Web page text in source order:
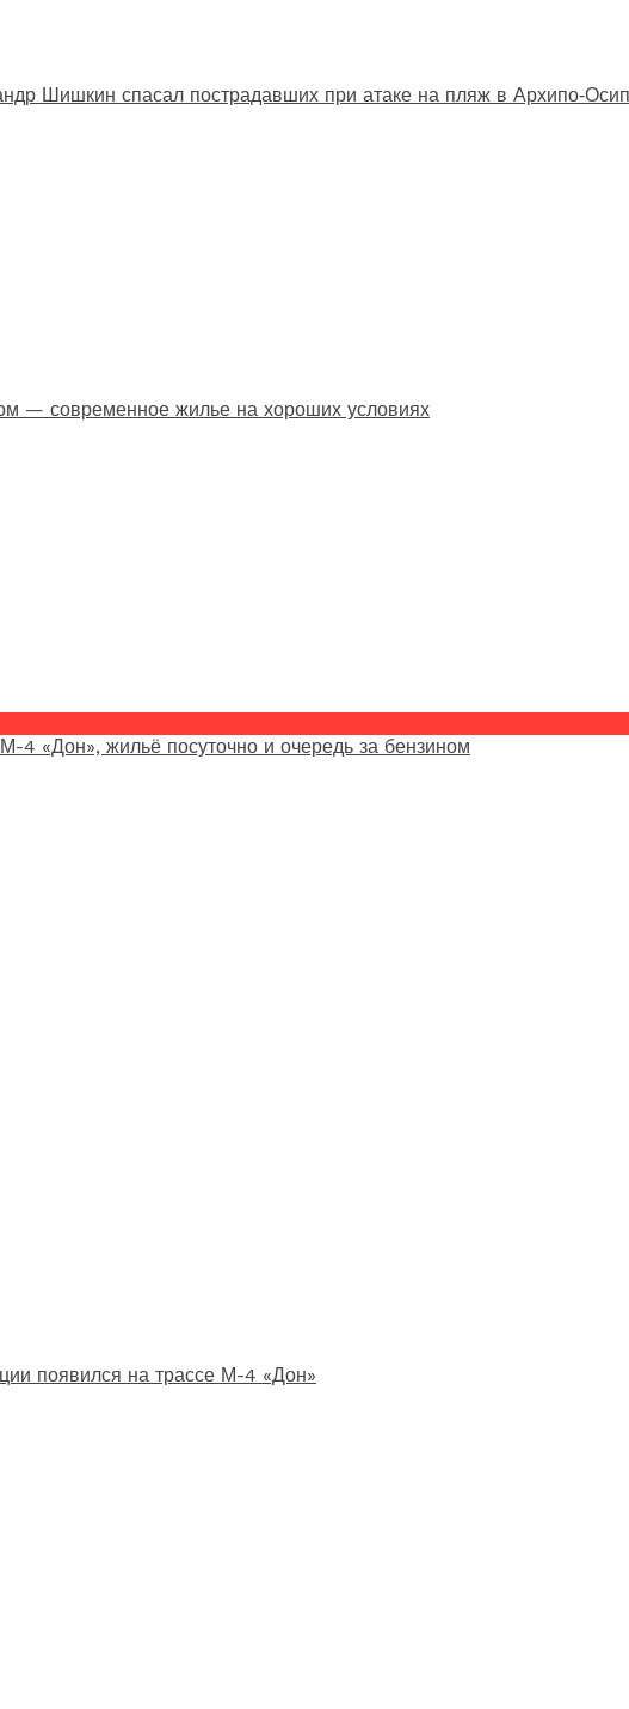
Шишкин спасал пострадавших при атаке на пляж в
— современное жилье на хороших условиях
«Дон», жильё посуточно и очередь за бензином
появился на трассе М-4 «Дон»